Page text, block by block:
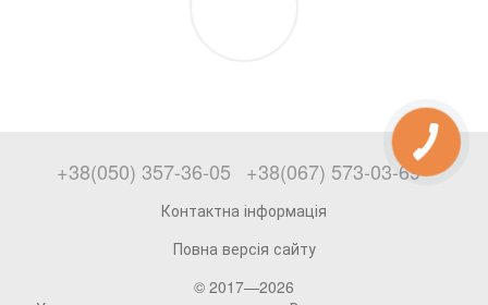
+38(050) 357-36-05 +38(067) 573-03-69
Контактна інформація
Повна версія сайту
© 2017—2026